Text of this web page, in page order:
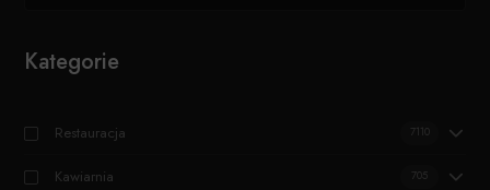
Kategorie
Restauracja 7110
Kawiarnia 705